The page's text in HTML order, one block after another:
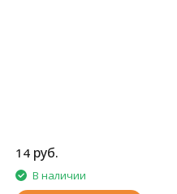
14 руб.
В наличии